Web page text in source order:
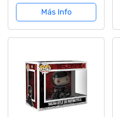
Animated Series –
Funko Pop Limited
Edition
Más Info